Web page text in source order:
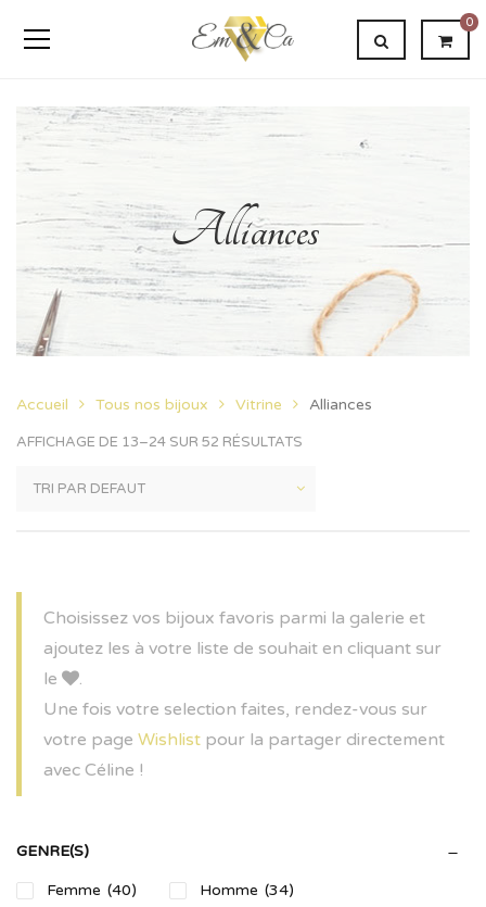
0
Alliances
Accueil Tous nos bijoux Vitrine Alliances
AFFICHAGE DE 13–24 SUR 52 RÉSULTATS
Choisissez vos bijoux favoris parmi la galerie et
ajoutez les à votre liste de souhait en cliquant sur
le
.
Une fois votre selection faites, rendez-vous sur
votre page Wishlist pour la partager directement
avec Céline !
GENRE(S)
Femme (40) Homme (34)